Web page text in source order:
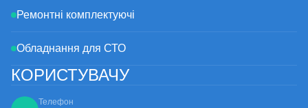
зв'яжіться з нашим менеджером, і ми постараємося оформити
Ремонтні комплектуючі
Обладнання для СТО
КОРИСТУВАЧУ
Телефон